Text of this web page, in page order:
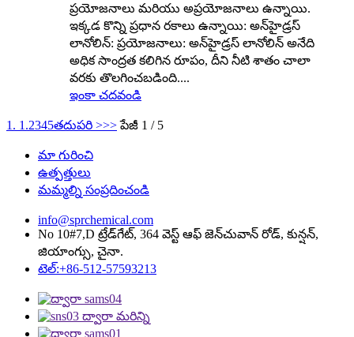
ప్రయోజనాలు మరియు అప్రయోజనాలు ఉన్నాయి.
ఇక్కడ కొన్ని ప్రధాన రకాలు ఉన్నాయి: అన్‌హైడ్రస్
లానోలిన్: ప్రయోజనాలు: అన్‌హైడ్రస్ లానోలిన్ అనేది
అధిక సాంద్రత కలిగిన రూపం, దీని నీటి శాతం చాలా
వరకు తొలగించబడింది....
ఇంకా చదవండి
1. 1.2345తదుపరి >>> పేజీ 1 / 5
మా గురించి
ఉత్పత్తులు
మమ్మల్ని సంప్రదించండి
info@sprchemical.com
No 10#7,D ట్రేడ్‌గేట్, 364 వెస్ట్ ఆఫ్ జెన్‌చువాన్ రోడ్, కున్షన్,
జియాంగ్సు, చైనా.
టెల్:+86-512-57593213